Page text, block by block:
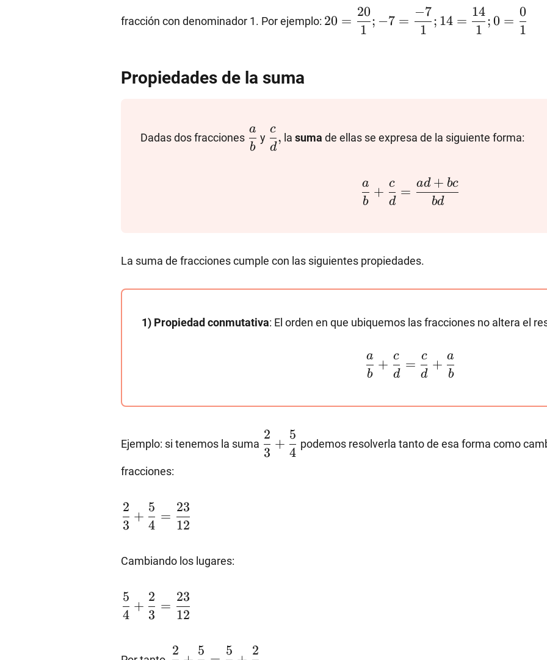
fracción con denominador 1. Por ejemplo:
20=\dfrac{20}
{1};
20 =
1
20
;
-7=\dfrac{-7}
{1};
−7 =
1
−7
;
14=\dfrac{14}
{1};
14 =
1
14
;{1}
0 =
1
0
Propiedades de la suma
Dadas dos fracciones \dfrac{a}
{b}
b
a
y \dfrac{c}
{d},
d
c
, lasuma de ellas se expresa de la siguiente forma:
\dfrac{a}
{b}+\dfrac{c}
b
a
+
d
c
=
bd
ad + bc
La suma de fracciones cumple con las siguientes propiedades.
1) Propiedad conmutativa: El orden en que ubiquemos las fracciones no altera el
\dfrac{a}
{b}+\dfrac{c}
{d}+\dfrac{a}
b
a
+
d
c
=
d
c
+
b
a
Ejemplo: si tenemos la suma
\dfrac{2}
{3}+\dfrac{5}
3
2
+
4
5
podemos resolverla tanto de esa forma como
fracciones:
\dfrac{2}
{3}+\dfrac{5}
{12}
3
2
+
4
5
=
12
23
Cambiando los lugares:
\dfrac{5}
{4}+\dfrac{2}
4
5
+
3
2
=
12
23
\dfrac{2}
2 5 5 2